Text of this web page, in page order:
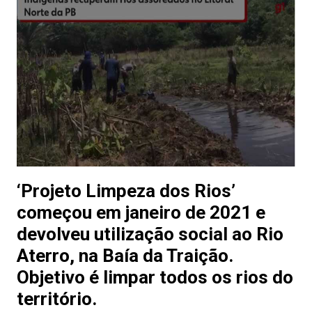
‘Projeto Limpeza dos Rios’
começou em janeiro de 2021 e
devolveu utilização social ao Rio
Aterro, na Baía da Traição.
Objetivo é limpar todos os rios do
território.